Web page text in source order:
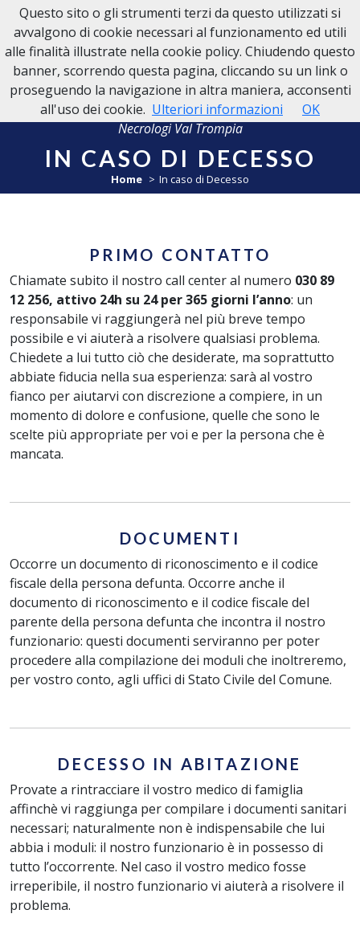
NECROLOGI VAL TROMPIA
Necrologi Val Trompia
IN CASO DI DECESSO
Home In caso di Decesso
PRIMO CONTATTO
Chiamate subito il nostro call center al numero 030 89
12 256, attivo 24h su 24 per 365 giorni l’anno: un
responsabile vi raggiungerà nel più breve tempo
possibile e vi aiuterà a risolvere qualsiasi problema.
Chiedete a lui tutto ciò che desiderate, ma soprattutto
abbiate fiducia nella sua esperienza: sarà al vostro
fianco per aiutarvi con discrezione a compiere, in un
momento di dolore e confusione, quelle che sono le
scelte più appropriate per voi e per la persona che è
mancata.
DOCUMENTI
Occorre un documento di riconoscimento e il codice
fiscale della persona defunta. Occorre anche il
documento di riconoscimento e il codice fiscale del
parente della persona defunta che incontra il nostro
funzionario: questi documenti serviranno per poter
procedere alla compilazione dei moduli che inoltreremo,
per vostro conto, agli uffici di Stato Civile del Comune.
DECESSO IN ABITAZIONE
Provate a rintracciare il vostro medico di famiglia
affinchè vi raggiunga per compilare i documenti sanitari
necessari; naturalmente non è indispensabile che lui
abbia i moduli: il nostro funzionario è in possesso di
tutto l’occorrente. Nel caso il vostro medico fosse
irreperibile, il nostro funzionario vi aiuterà a risolvere il
problema.
Questo sito o gli strumenti terzi da questo utilizzati si
avvalgono di cookie necessari al funzionamento ed utili
alle finalità illustrate nella cookie policy. Chiudendo questo
banner, scorrendo questa pagina, cliccando su un link o
proseguendo la navigazione in altra maniera, acconsenti
all'uso dei cookie. Ulteriori informazioni OK